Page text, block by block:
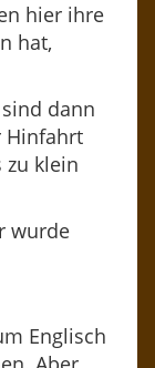
hier ihre
hat,
dann
Hinfahrt
zu klein
wurde
Englisch